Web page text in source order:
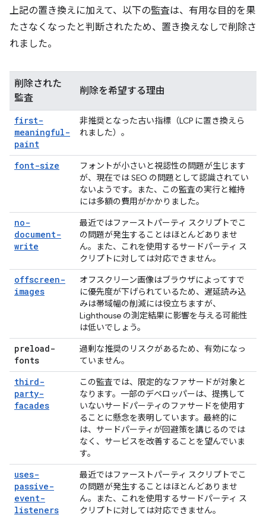
上記の置き換えに加えて、以下の監査は、有用な目的を果
たさなくなったと判断されたため、置き換えなしで削除さ
れました。
削除された
監査
削除を希望する理由
first-
meaningful-
paint
非推奨となった古い指標（LCP に置き換えら
れました）。
font-size
フォントが小さいと視認性の問題が生じます
が、現在では SEO の問題として認識されてい
ないようです。また、この監査の実行と維持
には多額の費用がかかりました。
no-
document-
write
最近ではファーストパーティ スクリプトでこ
の問題が発生することはほとんどありませ
ん。また、これを使用するサードパーティ ス
クリプトに対しては対応できません。
offscreen-
images
オフスクリーン画像はブラウザによってすで
に優先度が下げられているため、遅延読み込
みは帯域幅の削減には役立ちますが、
Lighthouse の測定結果に影響を与える可能性
は低いでしょう。
preload-
fonts
過剰な推奨のリスクがあるため、有効になっ
ていません。
third-
party-
facades
この監査では、限定的なファサードが対象と
なります。一部のデベロッパーは、提携して
いないサードパーティのファサードを使用す
ることに懸念を表明しています。最終的に
は、サードパーティが回避策を講じるのでは
なく、サービスを改善することを望んでいま
す。
uses-
passive-
event-
listeners
最近ではファーストパーティ スクリプトでこ
の問題が発生することはほとんどありませ
ん。また、これを使用するサードパーティ ス
クリプトに対しては対応できません。